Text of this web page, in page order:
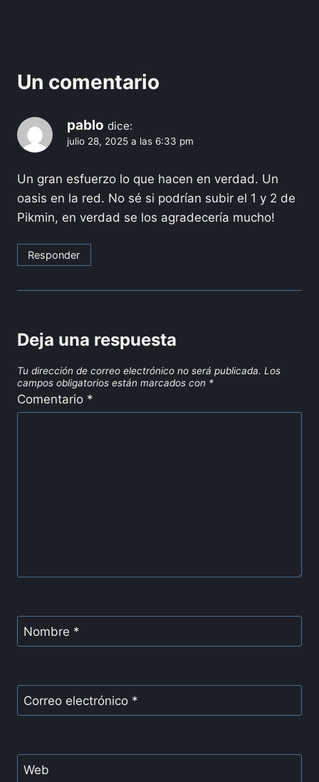
Un comentario
pablo dice:
julio 28, 2025 a las 6:33 pm
Un gran esfuerzo lo que hacen en verdad. Un
oasis en la red. No sé si podrían subir el 1 y 2 de
Pikmin, en verdad se los agradecería mucho!
Responder
Deja una respuesta
Tu dirección de correo electrónico no será publicada. Los
campos obligatorios están marcados con *
Comentario *
Nombre *
Correo electrónico *
Web